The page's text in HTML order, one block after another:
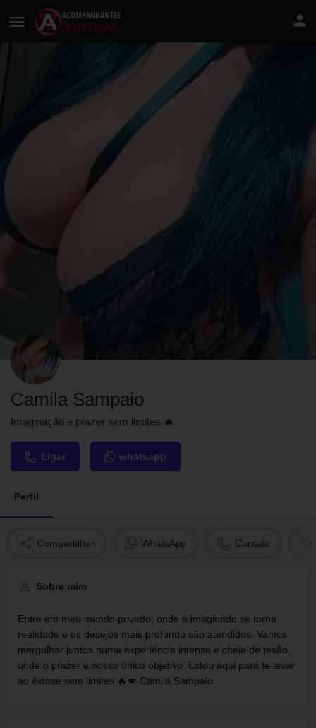
Camila Sampaio
Imaginação e prazer sem limites 🔥
Ligar whatsapp
Perfil
Compartilhar WhatsApp Contato
Sobre mim
Entre em meu mundo privado, onde a imaginado se torna
realidade e os desejos mais profundo são atendidos. Vamos
mergulhar juntos numa experiência intensa e cheia de tesão,
onde o prazer e nosso único objetivo. Estou aqui para te levar
ao êxtase sem limites 🔥💋 Camila Sampaio